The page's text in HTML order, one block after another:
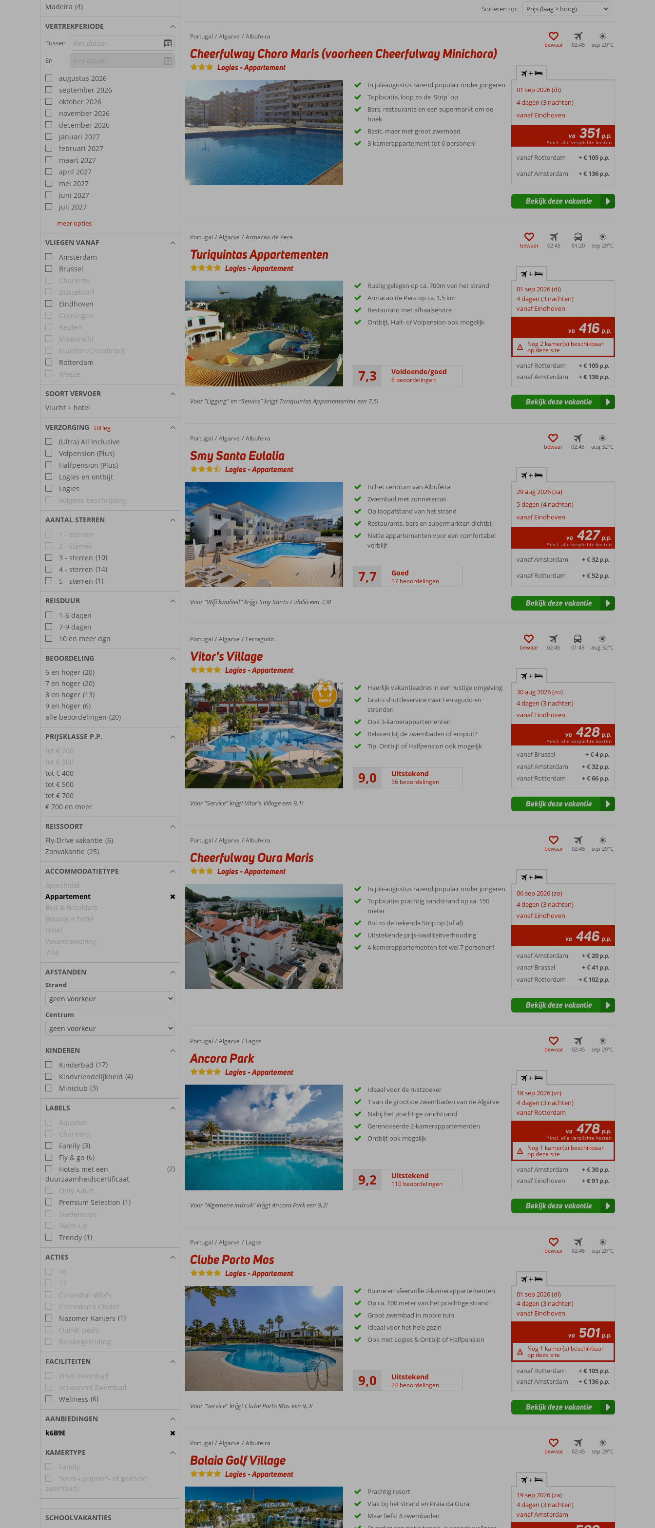
Madeira (4)
VERTREKPERIODE
Tussen
En
augustus 2026
september 2026
oktober 2026
november 2026
december 2026
januari 2027
februari 2027
maart 2027
april 2027
mei 2027
juni 2027
juli 2027
augustus
2027
september
2027
oktober
2027
meer opties
VLIEGEN VANAF
Amsterdam
Brussel
Charleroi
Düsseldorf
Eindhoven
Groningen
Keulen
Maastricht
Münster/Osnabrück
Rotterdam
Weeze
SOORT VERVOER
Vlucht + hotel
VERZORGING Uitleg
(Ultra) All Inclusive
Volpension (Plus)
Halfpension (Plus)
Logies en ontbijt
Logies
Volgens beschrijving
AANTAL STERREN
1 - sterren
2 - sterren
3 - sterren (10)
4 - sterren (14)
5 - sterren (1)
REISDUUR
1-6 dagen
7-9 dagen
10 en meer dgn
BEOORDELING
6 en hoger (20)
7 en hoger (20)
8 en hoger (13)
9 en hoger (6)
alle beoordelingen (20)
PRIJSKLASSE P.P.
tot € 200
tot € 300
tot € 400
tot € 500
tot € 700
€ 700 en meer
REISSOORT
Fly-Drive vakantie (6)
Zonvakantie (25)
ACCOMMODATIETYPE
Aparthotel
Appartement
Bed & Breakfast
Boutique hotel
Hotel
Vakantiewoning
Villa
AFSTANDEN
Strand
Centrum
KINDEREN
Kinderbad (17)
Kindvriendelijkheid (4)
Miniclub (3)
LABELS
Aquafun
Charming
Family (3)
Fly & go (6)
Hotels met een
duurzaamheidscertificaat
(2)
Only Adult
Premium Selection (1)
Stedentrips
Swim-up
Trendy (1)
ACTIES
16
17
Corendon Villa's
Corendon's Choice
Nazomer Kanjers (1)
Outlet Deals
Reisbegeleiding
FACILITEITEN
Privé zwembad
Verwarmd Zwembad
Wellness (6)
AANBIEDINGEN
k6B9E
KAMERTYPE
Family
Swim-up (privé- of gedeeld
zwembad)
SCHOOLVAKANTIES
Sorteren op:
Home
Portugal Algarve Albufeira
Cheerfulway Choro Maris (voorheen Cheerfulway Minichoro)
Cheerfulway Choro Maris (voorheen Cheerfulway Minichoro)
Logies-Appartement
bewaar 02:45 sep 29°C
In juli-augustus razend populair onder jongeren
Toplocatie, loop zo de 'Strip' op
Bars, restaurants en een supermarkt om de
hoek
Basic, maar met groot zwembad
3-kamerappartement tot 6 personen!
+
01 sep 2026 (di)
4 dagen (3 nachten)
vanaf Eindhoven
va 351 p.p.
*incl. alle verplichte kosten
vanaf Rotterdam + € 105p.p.
vanaf Amsterdam + € 136p.p.
Bekijk deze vakantie
Home
Portugal Algarve Armacao de Pera
Turiquintas Appartementen
Turiquintas Appartementen
Logies-Appartement
bewaar 02:45 01:20 sep 29°C
Rustig gelegen op ca. 700m van het strand
Armacao de Pera op ca. 1,5 km
Restaurant met afhaalservice
Ontbijt, Half- of Volpension ook mogelijk
7,3 Voldoende/goed
6 beoordelingen
+
01 sep 2026 (di)
4 dagen (3 nachten)
vanaf Eindhoven
va 416 p.p.
Nog 2 kamer(s) beschikbaar
op deze site
vanaf Rotterdam + € 105p.p.
vanaf Amsterdam + € 136p.p.
Voor “Ligging” en “Service” krijgt Turiquintas Appartementen een 7,5! Bekijk deze vakantie
Home
Portugal Algarve Albufeira
Smy Santa Eulalia
Smy Santa Eulalia
Logies-Appartement
bewaar 02:45 aug 32°C
In het centrum van Albufeira
Zwembad met zonneterras
Op loopafstand van het strand
Restaurants, bars en supermarkten dichtbij
Nette appartementen voor een comfortabel
verblijf
7,7 Goed
17 beoordelingen
+
29 aug 2026 (za)
5 dagen (4 nachten)
vanaf Eindhoven
va 427 p.p.
*incl. alle verplichte kosten
vanaf Amsterdam + € 32p.p.
vanaf Rotterdam + € 52p.p.
Voor “Wifi kwaliteit” krijgt Smy Santa Eulalia een 7,9! Bekijk deze vakantie
Home
Portugal Algarve Ferragudo
Vitor's Village
Vitor's Village
Logies-Appartement
bewaar 02:45 01:45 aug 32°C
Heerlijk vakantieadres in een rustige omgeving
Gratis shuttleservice naar Ferragudo en
stranden
Ook 3-kamerappartementen
Relaxen bij de zwembaden of eropuit?
Tip: Ontbijt of Halfpension ook mogelijk
9,0 Uitstekend
56 beoordelingen
+
30 aug 2026 (zo)
4 dagen (3 nachten)
vanaf Eindhoven
va 428 p.p.
*incl. alle verplichte kosten
vanaf Brussel + € 4p.p.
vanaf Amsterdam + € 32p.p.
vanaf Rotterdam + € 66p.p.
Voor “Service” krijgt Vitor's Village een 9,1! Bekijk deze vakantie
Home
Portugal Algarve Albufeira
Cheerfulway Oura Maris
Cheerfulway Oura Maris
Logies-Appartement
bewaar 02:45 sep 29°C
In juli-augustus razend populair onder jongeren
Toplocatie: prachtig zandstrand op ca. 150
meter
Rol zo de bekende Strip op (of af)
Uitstekende prijs-kwaliteitverhouding
4-kamerappartementen tot wel 7 personen!
+
06 sep 2026 (zo)
4 dagen (3 nachten)
vanaf Eindhoven
va 446 p.p.
vanaf Amsterdam + € 20p.p.
vanaf Brussel + € 41 p.p.
vanaf Rotterdam + € 102p.p.
Bekijk deze vakantie
Home
Portugal Algarve Lagos
Ancora Park
Ancora Park
Logies-Appartement
bewaar 02:45 sep 29°C
Ideaal voor de rustzoeker
1 van de grootste zwembaden van de Algarve
Nabij het prachtige zandstrand
Gerenoveerde 2-kamerappartementen
Ontbijt ook mogelijk
9,2 Uitstekend
110 beoordelingen
+
18 sep 2026 (vr)
4 dagen (3 nachten)
vanaf Rotterdam
va 478 p.p.
*incl. alle verplichte kosten
Nog 1 kamer(s) beschikbaar
op deze site
vanaf Amsterdam + € 30p.p.
vanaf Eindhoven + € 91 p.p.
Voor “Algemene indruk” krijgt Ancora Park een 9,2! Bekijk deze vakantie
Home
Portugal Algarve Lagos
Clube Porto Mos
Clube Porto Mos
Logies-Appartement
bewaar 02:45 sep 29°C
Ruime en sfeervolle 2-kamerappartementen
Op ca. 100 meter van het prachtige strand
Groot zwembad in mooie tuin
Ideaal voor het hele gezin
Ook met Logies & Ontbijt of Halfpension
9,0 Uitstekend
24 beoordelingen
+
01 sep 2026 (di)
4 dagen (3 nachten)
vanaf Eindhoven
va 501 p.p.
Nog 1 kamer(s) beschikbaar
op deze site
vanaf Rotterdam + € 105p.p.
vanaf Amsterdam + € 136p.p.
Voor “Service” krijgt Clube Porto Mos een 9,3! Bekijk deze vakantie
Home
Portugal Algarve Albufeira
Balaia Golf Village
Balaia Golf Village
Logies-Appartement
bewaar 02:45 sep 29°C
Prachtig resort
Vlak bij het strand en Praia da Oura
Maar liefst 6 zwembaden
+
19 sep 2026 (za)
4 dagen (3 nachten)
vanaf Amsterdam